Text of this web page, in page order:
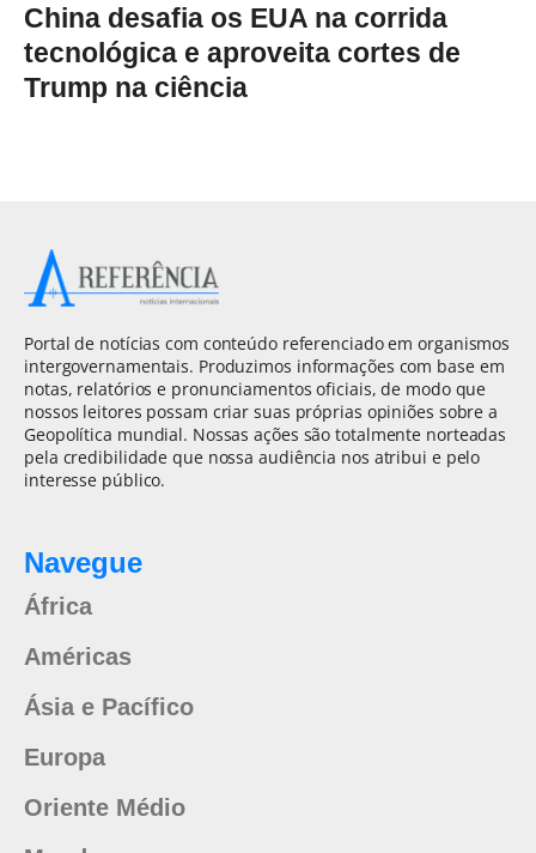
China desafia os EUA na corrida
tecnológica e aproveita cortes de
Trump na ciência
Portal de notícias com conteúdo referenciado em organismos
intergovernamentais. Produzimos informações com base em
notas, relatórios e pronunciamentos oficiais, de modo que
nossos leitores possam criar suas próprias opiniões sobre a
Geopolítica mundial. Nossas ações são totalmente norteadas
pela credibilidade que nossa audiência nos atribui e pelo
interesse público.
Navegue
África
Américas
Ásia e Pacífico
Europa
Oriente Médio